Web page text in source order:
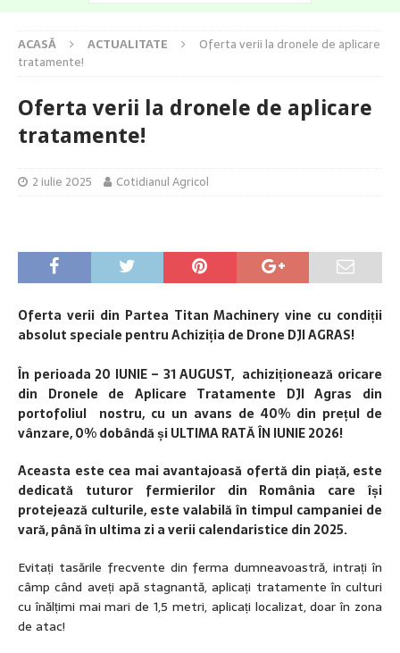
ACASĂ ACTUALITATE
Oferta verii la dronele de aplicare
tratamente!
Oferta verii la dronele de aplicare
tratamente!
2 iulie 2025 Cotidianul Agricol
Oferta verii din Partea Titan Machinery vine cu condiții
absolut speciale pentru Achiziția de Drone DJI AGRAS!
În perioada 20 IUNIE – 31 AUGUST, achiziționează oricare
din Dronele de Aplicare Tratamente DJI Agras din
portofoliul nostru, cu un avans de 40% din prețul de
vânzare, 0% dobândă și ULTIMA RATĂ ÎN IUNIE 2026!
Aceasta este cea mai avantajoasă ofertă din piață, este
dedicată tuturor fermierilor din România care își
protejează culturile, este valabilă în timpul campaniei de
vară, până în ultima zi a verii calendaristice din 2025.
Evitați tasările frecvente din ferma dumneavoastră, intrați în
câmp când aveți apă stagnantă, aplicați tratamente în culturi
cu înălțimi mai mari de 1,5 metri, aplicați localizat, doar în zona
de atac!